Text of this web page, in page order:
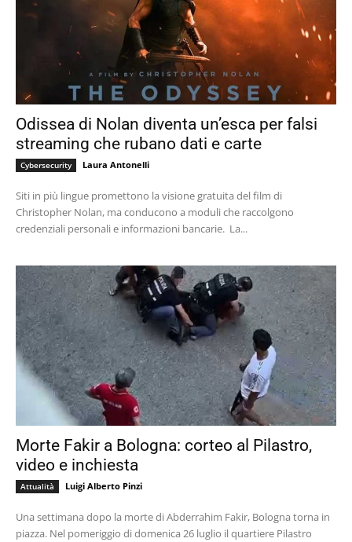
Odissea di Nolan diventa un’esca per falsi
streaming che rubano dati e carte
Cybersecurity Laura Antonelli
Siti in più lingue promettono la visione gratuita del film di
Christopher Nolan, ma conducono a moduli che raccolgono
credenziali personali e informazioni bancarie. La...
Morte Fakir a Bologna: corteo al Pilastro,
video e inchiesta
Attualità Luigi Alberto Pinzi
Una settimana dopo la morte di Abderrahim Fakir, Bologna torna in
piazza. Nel pomeriggio di domenica 26 luglio il quartiere Pilastro